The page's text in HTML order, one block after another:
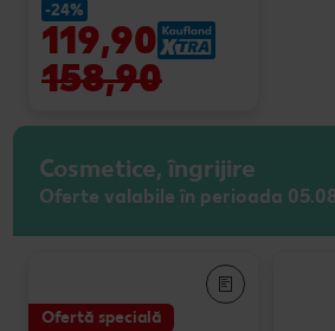
-24%
119,90
158,90
Cosmetice, îngrijire
Oferte valabile în perioada
Ofertă specială